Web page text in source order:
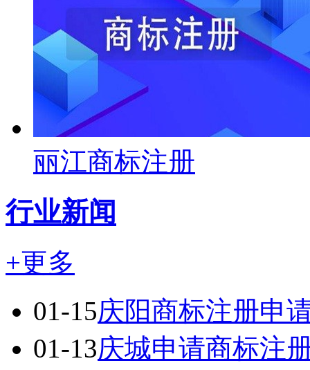
丽江商标注册
行业新闻
+更多
01-15庆阳商标注册申
01-13庆城申请商标注